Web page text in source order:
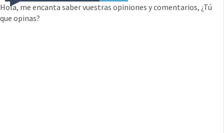
Hola, me encanta saber vuestras opiniones y comentarios, ¿Tú
que opinas?